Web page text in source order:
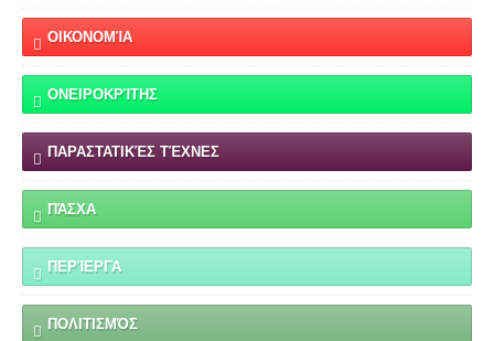
ΟΙΚΟΝΟΜΊΑ
ΟΝΕΙΡΟΚΡΊΤΗΣ
ΠΑΡΑΣΤΑΤΙΚΈΣ ΤΈΧΝΕΣ
ΠΆΣΧΑ
ΠΕΡΊΕΡΓΑ
ΠΟΛΙΤΙΣΜΌΣ